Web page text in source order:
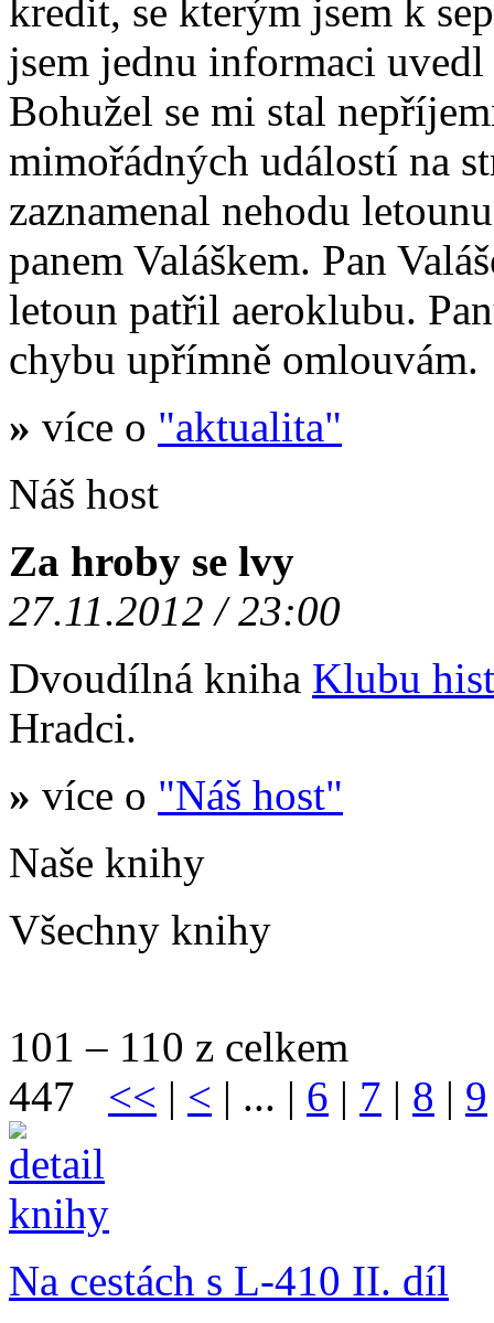
kredit, se kterým jsem k
jsem jednu informaci uvedl
Bohužel se mi stal
mimořádných událostí na
zaznamenal nehodu
panem Valáškem. Pan
letoun patřil aeroklubu.
chybu upřímně omlouvám.
» více o "aktualita"
Náš host
Za hroby se lvy
27.11.2012 / 23:00
Dvoudílná kniha Klubu
Hradci.
» více o "Náš host"
Naše knihy
Všechny knihy
101 – 110 z celkem
447 << | < | ... | 6 | 7 | 8 | 9
Na cestách s L-410 II. díl